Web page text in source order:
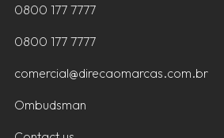
0800 177 7777
0800 177 7777
comercial@direcaomarcas.com.br
Ombudsman